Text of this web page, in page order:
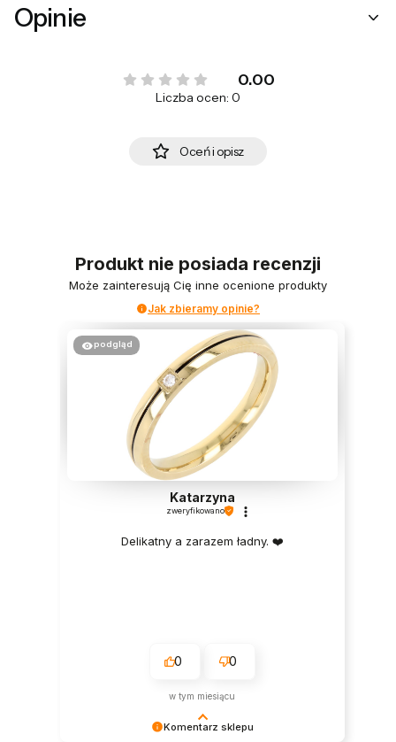
Opinie
0.00
Liczba ocen: 0
Oceń i opisz
Produkt nie posiada recenzji
Może zainteresują Cię inne ocenione produkty
Jak zbieramy opinie?
Komentarz sklepu
podgląd
Katarzyna
zweryfikowano
Delikatny a zarazem ładny. ❤️
0 0
w tym miesiącu